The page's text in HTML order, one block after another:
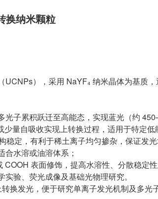
换纳米颗粒
），采用 NaYF₄ 纳米晶体为基质
光子累积跃迁至高能态，实现蓝光（约
少量自吸收实现上转换过程，适用于特定
定，有利于稀土离子均匀掺杂，保证发光
水溶或油溶体系；
表面修饰，提高水溶性、分散稳定性
验、荧光成像及基础光物理研究。
换发光，便于研究单离子发光机制及多光